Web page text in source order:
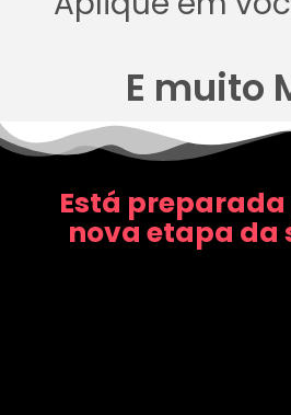
E muito
Está
nova etapa da